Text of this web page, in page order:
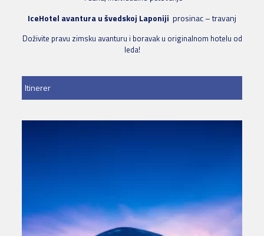
IceHotel avantura u švedskoj Laponiji prosinac – travanj
Doživite pravu zimsku avanturu i boravak u originalnom hotelu od
leda!
Itinerer